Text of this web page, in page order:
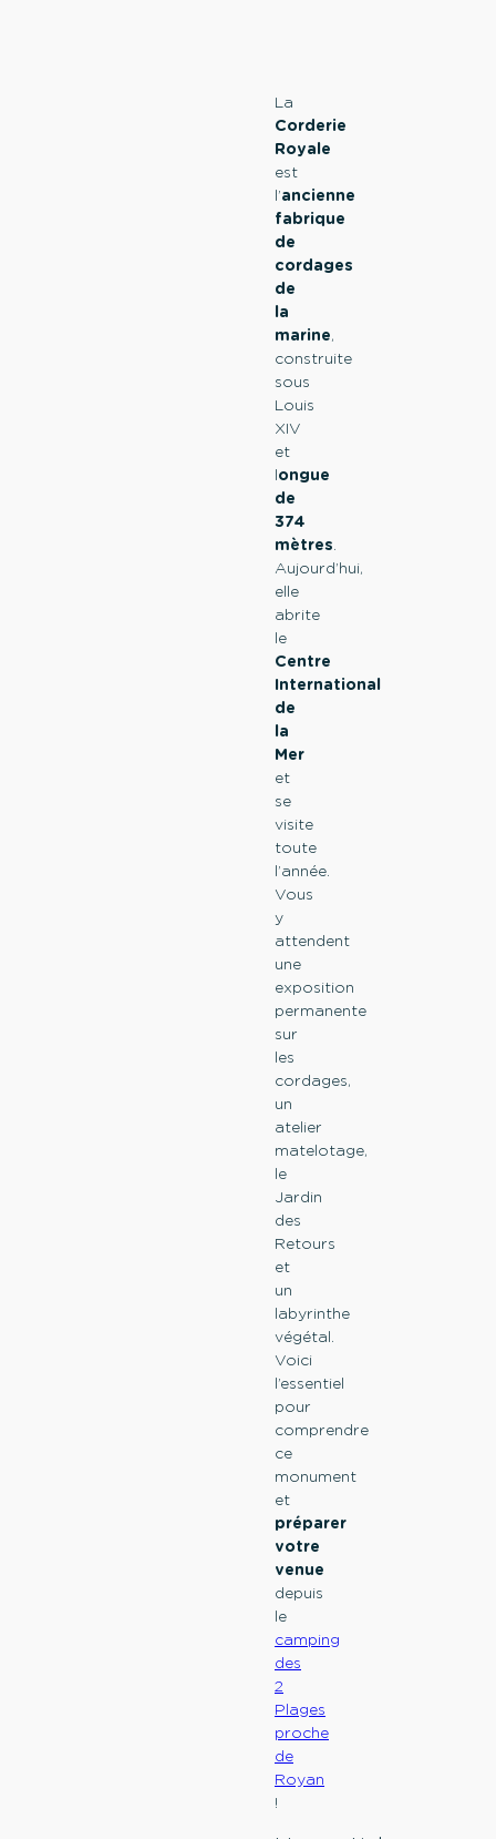
La
Corderie
Royale
est
l’ancienne
fabrique
de
cordages
de
la
marine,
construite
sous
Louis
XIV
et
longue
de
374
mètres
Aujourd’hui,
elle
abrite
le
Centre
International
de
la
Mer
et
se
visite
toute
l’année.
Vous
y
attendent
une
exposition
permanente
sur
les
cordages,
un
atelier
matelotage,
le
Jardin
des
Retours
et
un
labyrinthe
végétal.
Voici
l’essentiel
pour
comprendre
ce
monument
et
préparer
votre
venue
depuis
le
camping
des
2
Plages
proche
de
Royan
!